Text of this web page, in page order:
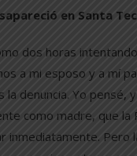
en Santa
dos horas intentando
a mi esposo y a mí
la denuncia. Yo pensé,
como madre, que la
inmediatamente. Pero